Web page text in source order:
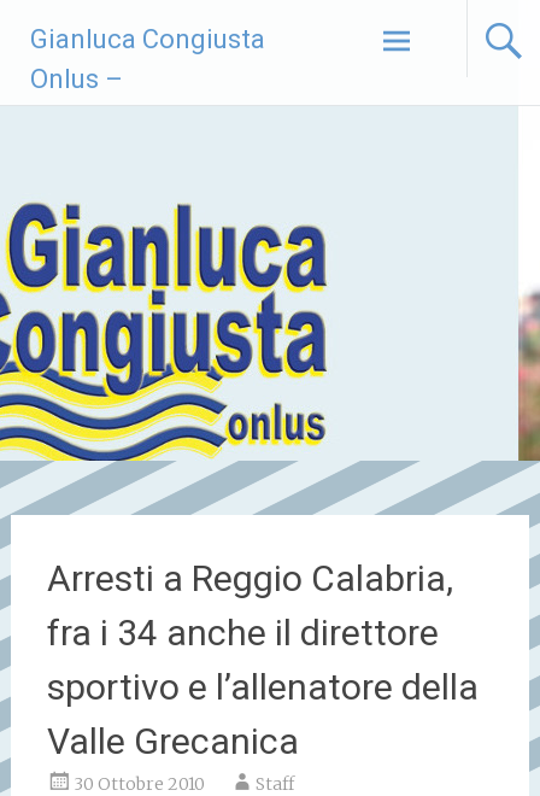
contenuto
Gianluca Congiusta
Onlus –
Arresti a Reggio Calabria,
fra i 34 anche il direttore
sportivo e l’allenatore della
Valle Grecanica
30 Ottobre 2010 Staff